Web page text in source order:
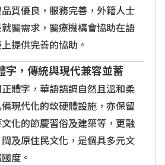
質優良，服務完善，外籍人士
醫需求，醫療機構會協助在語
提供完善的協助。
字，傳統與現代兼容並蓄
體字，華語語調自然且溫和柔
現代化的軟硬體設施，亦保留
化的節慶習俗及建築等，更融
及原住民文化，是個具多元文
度。